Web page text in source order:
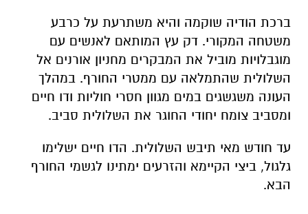
ברכת הודיה שוקמה והיא משתרעת על כרבע
משטחה המקורי. דק עץ המותאם לאנשים עם
מוגבלויות מוביל את המבקרים מחניון אורנים אל
השלולית שהתמלאה עם ממטרי החורף. במהלך
העונה משגשגים במים מגוון חסרי חוליות ודו חיים
ומסביב צומח יחודי החוגר את השלולית סביב.
עד חודש מאי תיבש השלולית. הדו חיים ישלימו
גלגול, ביצי הקיימא והזרעים ימתינו לגשמי החורף
הבא.